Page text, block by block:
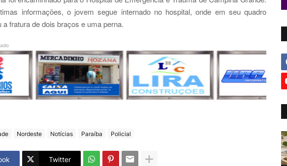
informações, o jovem segue internado no hospital, onde em seu quadro
a fratura de dois braços e uma perna.
Nordeste Notícias Paraíba Policial
Twitter